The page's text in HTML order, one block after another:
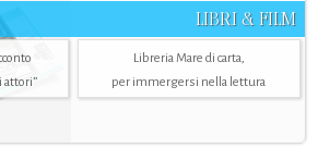
LIBRI & FILM
attori”
Libreria Mare di carta,
per immergersi nella lettura